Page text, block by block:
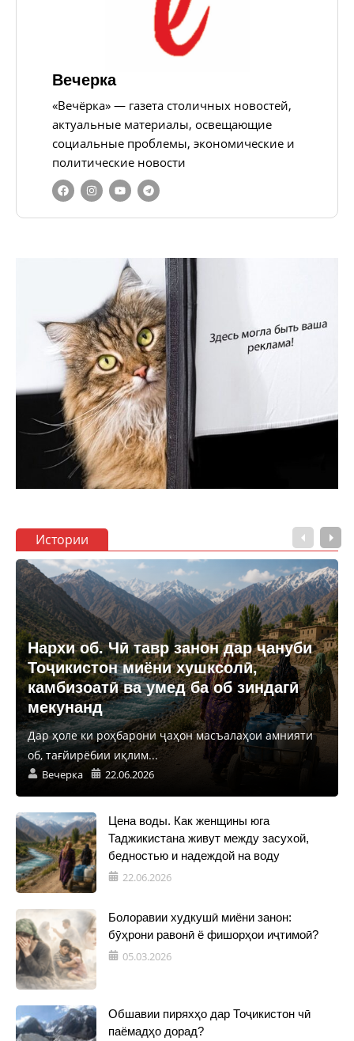
Вечерка
«Вечёрка» — газета столичных новостей,
актуальные материалы, освещающие
социальные проблемы, экономические и
политические новости
Истории
Нархи об. Чӣ тавр занон дар ҷануби
Тоҷикистон миёни хушксолӣ,
камбизоатӣ ва умед ба об зиндагӣ
мекунанд
Дар ҳоле ки роҳбарони ҷаҳон масъалаҳои амнияти
об, тағйирёбии иқлим...
Вечерка 22.06.2026
Цена воды. Как женщины юга
Таджикистана живут между засухой,
бедностью и надеждой на воду
22.06.2026
Болоравии худкушӣ миёни занон:
бӯҳрони равонӣ ё фишорҳои иҷтимоӣ?
05.03.2026
Обшавии пиряхҳо дар Тоҷикистон чӣ
паёмадҳо дорад?